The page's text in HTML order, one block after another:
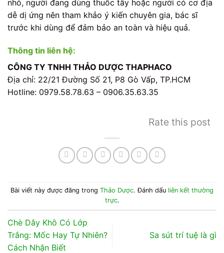
nhỏ, người đang dùng thuốc tây hoặc người có cơ địa
dễ dị ứng nên tham khảo ý kiến chuyên gia, bác sĩ
trước khi dùng để đảm bảo an toàn và hiệu quả.
Thông tin liên hệ:
CÔNG TY TNHH THẢO DƯỢC THAPHACO
Địa chỉ: 22/21 Đường Số 21, P8 Gò Vấp, TP.HCM
Hotline: 0979.58.78.63 – 0906.35.63.35
Rate this post
Bài viết này được đăng trong Thảo Dược. Đánh dấu liên kết thường
trực.
Chè Dây Khô Có Lớp
Trắng: Mốc Hay Tự Nhiên?
Cách Nhận Biết
Sa sút trí tuệ là gì